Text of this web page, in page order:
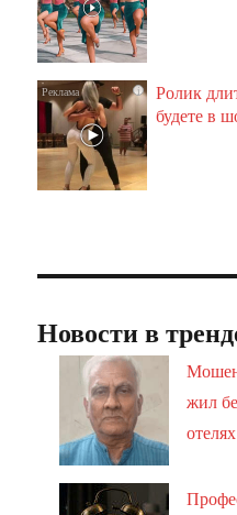
i
Ролик
будете в
Новости в
жил
отелях